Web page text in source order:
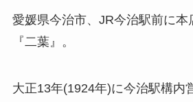
愛媛県今治市、JR今治駅前に本
『二葉』。
大正13年(1924年)に今治駅構内